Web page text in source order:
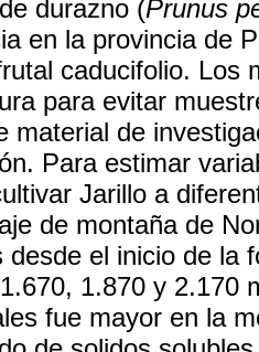
durazno (Prunus
en la provincia de
caducifolio. Los
para evitar
material de
Para estimar
Jarillo a
de montaña de
desde el inicio de la
1.870 y 2.170
fue mayor en la